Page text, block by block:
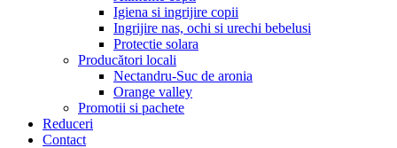
Igiena si ingrijire copii
Ingrijire nas, ochi si urechi bebelusi
Protectie solara
Producători locali
Nectandru-Suc de aronia
Orange valley
Promotii si pachete
Reduceri
Contact